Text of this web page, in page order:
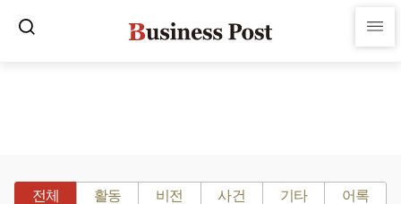
전체 활동 비전 사건 기타 어록